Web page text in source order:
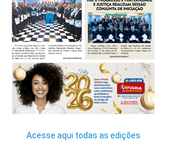
Acesse aqui todas as edições